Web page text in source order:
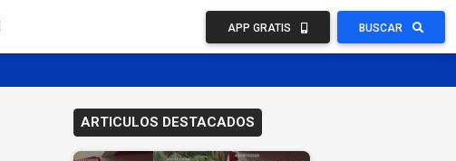
APP GRATIS BUSCAR
ARTICULOS DESTACADOS